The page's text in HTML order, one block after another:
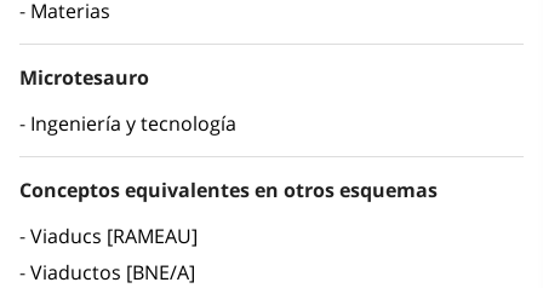
Materias
Microtesauro
Ingeniería y tecnología
Conceptos equivalentes en otros esquemas
Viaducs [RAMEAU]
Viaductos [BNE/A]